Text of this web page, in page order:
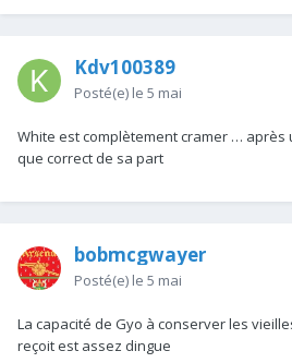
Kdv100389
Posté(e) le 5 mai
White est complètement cramer … après
que correct de sa part
bobmcgwayer
Posté(e) le 5 mai
La capacité de Gyo à conserver les
reçoit est assez dingue